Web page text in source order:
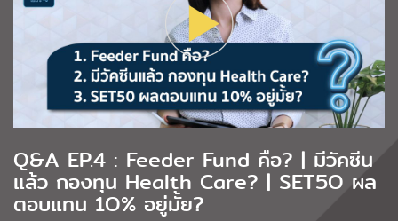
Q&A EP.4 : Feeder Fund คือ? | มีวัคซีน
แล้ว กองทุน Health Care? | SET5O ผล
ตอบแทน 1O% อยู่มั้ย?